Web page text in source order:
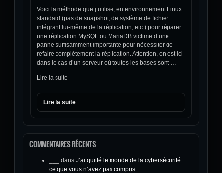
Voici la méthode que j’utilise, en environnement Linux
standard (pas de snapshot, de système de fichier
intégrant lui-même de la réplication, etc.) pour réparer
une réplication MySQL ou MariaDB victime d’une
panne suffisamment importante pour nécessiter de
refaire complètement la réplication. Attention, on est ici
dans le cas d’un serveur où toutes les bases sont …
Lire la suite
Lire la suite
COMMENTAIRES RÉCENTS
dans J’ai quitté le monde de la cybersécurité…
ce que vous n’avez pas compris